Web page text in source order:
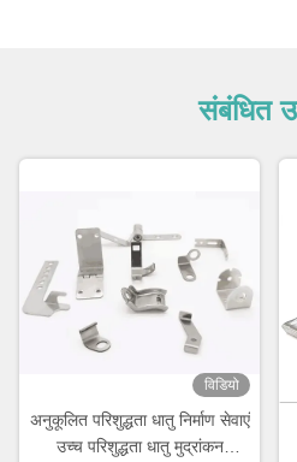
संबंधित
विडियो
अनुकूलित परिशुद्धता धातु निर्माण सेवाएं
उच्च परिशुद्धता धातु मुद्रांकन